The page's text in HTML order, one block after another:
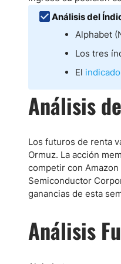
Paraguay
Panama
Latinoamérica
Bolivia
Nicaragua
Nasdaq 100
IBEX 35
Nvidia (NVDA)
Banco Santander
Análisis del
Alphabet
Los tres
El
Análisis
Los futuros de renta
Ormuz. La acción
competir con
Semiconductor
ganancias de esta
Análisis